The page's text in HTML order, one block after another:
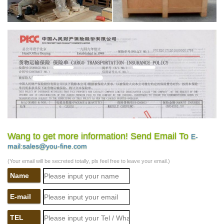
Wang to get more information! Send Email To E-
mail:sales@you-fine.com
(Your email will be secreted totally, pls feel free to leave your email.)
Name
E-mail
TEL